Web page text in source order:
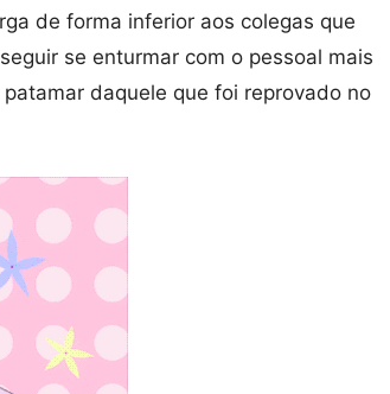
de forma inferior aos colegas que
se enturmar com o pessoal mais
daquele que foi reprovado no